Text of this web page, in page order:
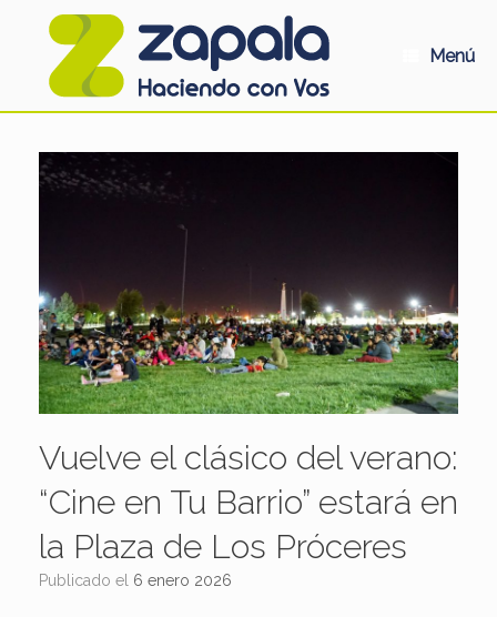
Menú
Vuelve el clásico del verano:
“Cine en Tu Barrio” estará en
la Plaza de Los Próceres
Publicado el 6 enero 2026